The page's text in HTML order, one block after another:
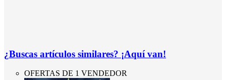
¿Buscas artículos similares? ¡Aquí van!
OFERTAS DE 1 VENDEDOR